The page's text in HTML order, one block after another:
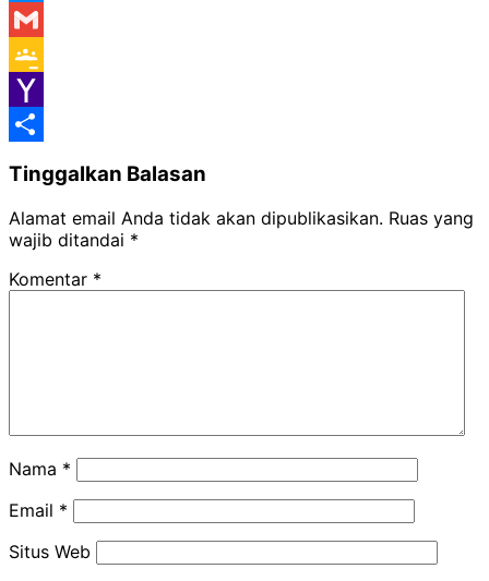
Messenger
Gmail
Google
Classroom
Yahoo
Tinggalkan Balasan
Alamat email Anda tidak akan dipublikasikan. Ruas yang
wajib ditandai *
Komentar *
Nama *
Email *
Situs Web